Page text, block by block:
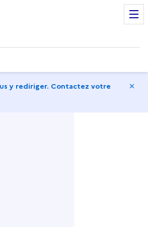
y rediriger. Contactez votre